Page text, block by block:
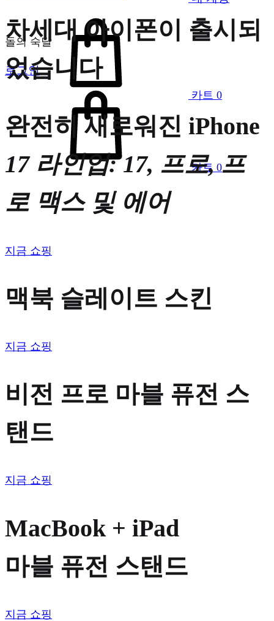
돌의 숙달
로그인
카트 0
카트 0
차세대 아이폰이 출시되
었습니다
완전히 새로워진 iPhone
17 라인업: 17, 프로, 프
로 맥스 및 에어
지금 쇼핑
맥북 슬레이트 스킨
지금 쇼핑
비전 프로 마블 퓨전 스
탠드
지금 쇼핑
MacBook + iPad
마블 퓨전 스탠드
지금 쇼핑